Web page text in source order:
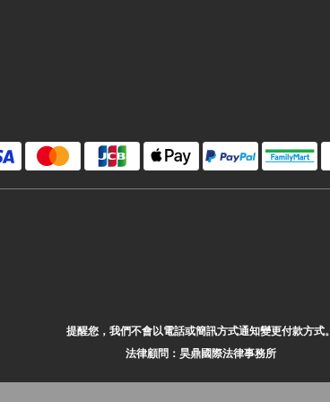
提醒您，我們不會以電話或簡訊方式通知變更付款方式。
法律顧問：昊鼎國際法律事務所